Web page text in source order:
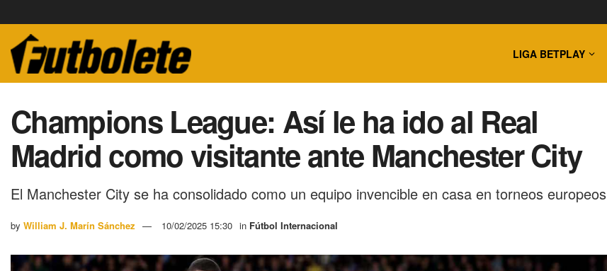
LIGA BETPLAY
Champions League: Así le ha ido al Real
Madrid como visitante ante Manchester City
El Manchester City se ha consolidado como un equipo invencible en casa en torneos europeos
by William J. Marín Sánchez 10/02/2025 15:30 in Fútbol Internacional